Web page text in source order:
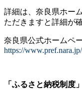
詳細は、奈良県ホー
ただきますと詳細が
奈良県公式ホームペ
https://www.pref.nara.jp/
「ふるさと納税制度